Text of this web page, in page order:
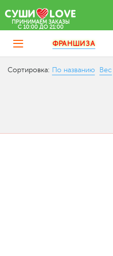
ПРИНИМАЕМ ЗАКАЗЫ
C 10:00 ДО 21:00
ФРАНШИЗА
Сортировка: По названию Вес